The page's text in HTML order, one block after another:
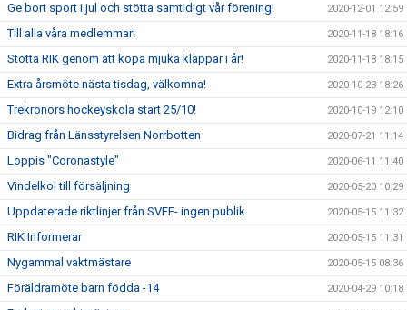
Ge bort sport i jul och stötta samtidigt vår förening! 2020-12-01 12:59
Till alla våra medlemmar! 2020-11-18 18:16
Stötta RIK genom att köpa mjuka klappar i år! 2020-11-18 18:15
Extra årsmöte nästa tisdag, välkomna! 2020-10-23 18:26
Trekronors hockeyskola start 25/10! 2020-10-19 12:10
Bidrag från Länsstyrelsen Norrbotten 2020-07-21 11:14
Loppis "Coronastyle" 2020-06-11 11:40
Vindelkol till försäljning 2020-05-20 10:29
Uppdaterade riktlinjer från SVFF- ingen publik 2020-05-15 11:32
RIK Informerar 2020-05-15 11:31
Nygammal vaktmästare 2020-05-15 08:36
Föräldramöte barn födda -14 2020-04-29 10:18